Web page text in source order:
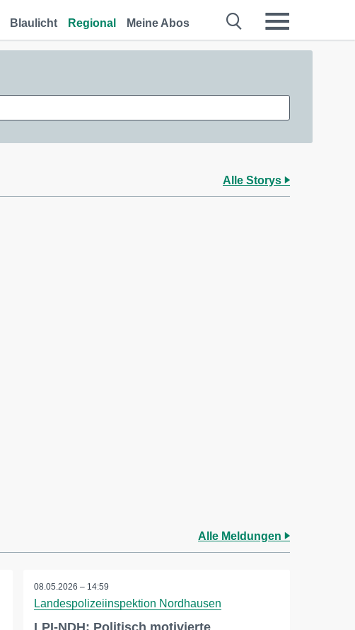
Blaulicht Regional Meine Abos
Alle Storys
Alle Meldungen
08.05.2026 – 14:59
Landespolizeiinspektion Nordhausen
LPI-NDH: Politisch motivierte